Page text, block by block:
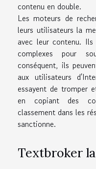
contenu en double.
Les moteurs de
leurs utilisateurs la
avec leur contenu.
complexes pour
conséquent, ils
aux utilisateurs
essayent de tromper
en copiant des
classement dans les
sanctionne.
Textbroker